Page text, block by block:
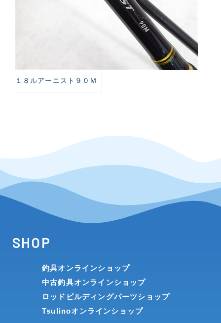
１８ルアーニスト９０Ｍ
SHOP
釣具オンラインショップ
中古釣具オンラインショップ
ロッドビルディングパーツショップ
Tsulinoオンラインショップ